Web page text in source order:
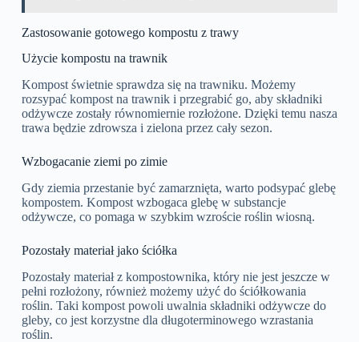
Zastosowanie gotowego kompostu z trawy
Użycie kompostu na trawnik
Kompost świetnie sprawdza się na trawniku. Możemy
rozsypać kompost na trawnik i przegrabić go, aby składniki
odżywcze zostały równomiernie rozłożone. Dzięki temu nasza
trawa będzie zdrowsza i zielona przez cały sezon.
Wzbogacanie ziemi po zimie
Gdy ziemia przestanie być zamarznięta, warto podsypać glebę
kompostem. Kompost wzbogaca glebę w substancje
odżywcze, co pomaga w szybkim wzroście roślin wiosną.
Pozostały materiał jako ściółka
Pozostały materiał z kompostownika, który nie jest jeszcze w
pełni rozłożony, również możemy użyć do ściółkowania
roślin. Taki kompost powoli uwalnia składniki odżywcze do
gleby, co jest korzystne dla długoterminowego wzrastania
roślin.